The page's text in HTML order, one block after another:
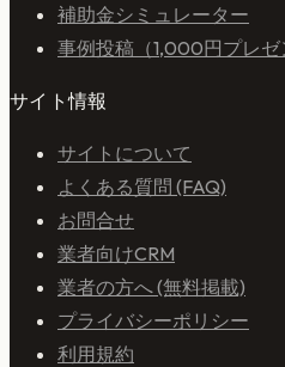
補助金シミュレーター
事例投稿（1,000円プレゼ
サイト情報
サイトについて
よくある質問 (FAQ)
お問合せ
業者向けCRM
業者の方へ (無料掲載)
プライバシーポリシー
利用規約